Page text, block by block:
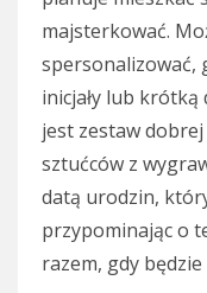
majsterkować.
spersonalizować,
inicjały lub krótką
jest zestaw
sztućców z
datą urodzin,
przypominając o
razem, gdy będzie